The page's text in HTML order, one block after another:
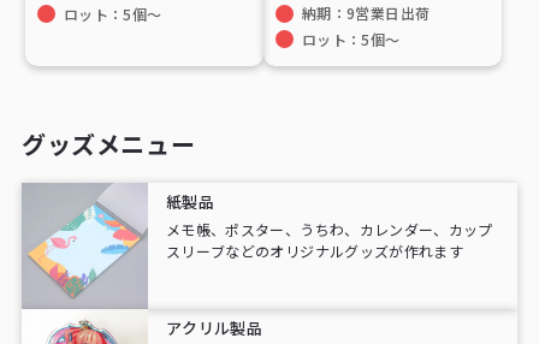
ロット：5個〜
納期：9営業日出荷
ロット：5個〜
グッズメニュー
紙製品
メモ帳、ポスター、うちわ、カレンダー、カップ
スリーブなどのオリジナルグッズが作れます
アクリル製品